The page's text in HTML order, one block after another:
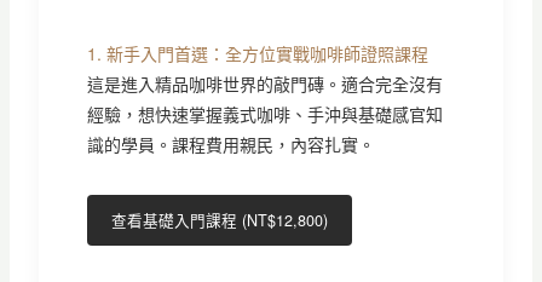
1. 新手入門首選：全方位實戰咖啡師證照課程
這是進入精品咖啡世界的敲門磚。適合完全沒有
經驗，想快速掌握義式咖啡、手沖與基礎感官知
識的學員。課程費用親民，內容扎實。
查看基礎入門課程 (NT$12,800)